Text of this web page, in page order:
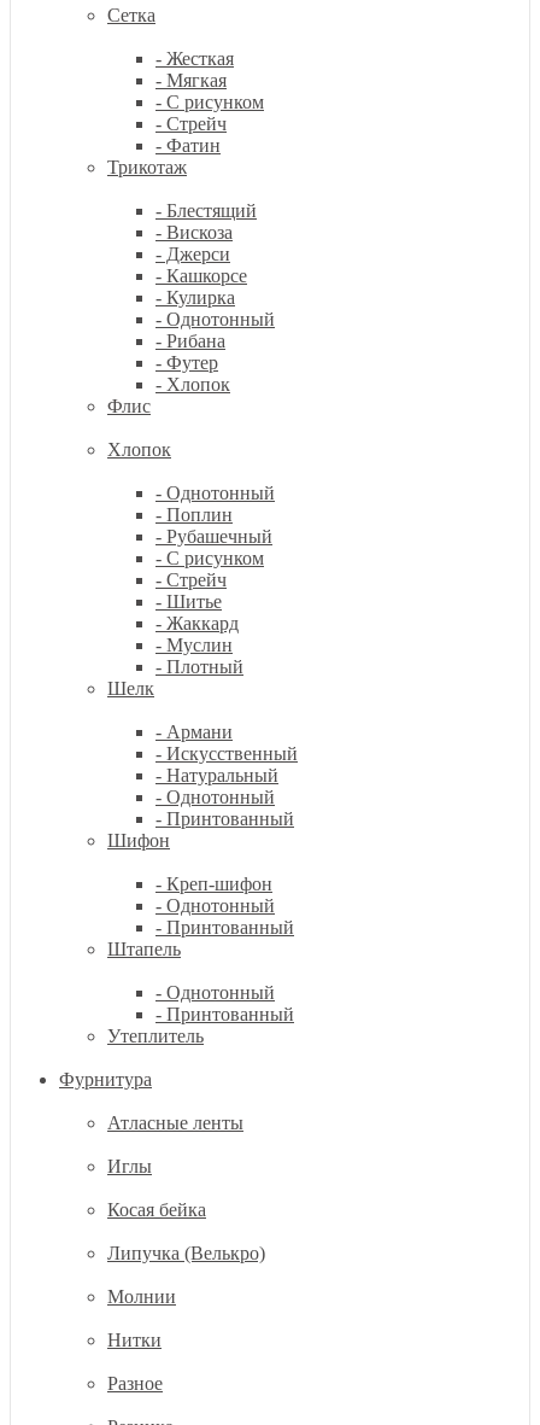
Сетка
- Жесткая
- Мягкая
- С рисунком
- Стрейч
- Фатин
Трикотаж
- Блестящий
- Вискоза
- Джерси
- Кашкорсе
- Кулирка
- Однотонный
- Рибана
- Футер
- Хлопок
Флис
Хлопок
- Однотонный
- Поплин
- Рубашечный
- С рисунком
- Стрейч
- Шитье
- Жаккард
- Муслин
- Плотный
Шелк
- Армани
- Искусственный
- Натуральный
- Однотонный
- Принтованный
Шифон
- Креп-шифон
- Однотонный
- Принтованный
Штапель
- Однотонный
- Принтованный
Утеплитель
Фурнитура
Атласные ленты
Иглы
Косая бейка
Липучка (Велькро)
Молнии
Нитки
Разное